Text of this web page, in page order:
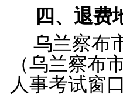
四、退费
乌兰察布
（乌兰察布
人事考试窗口